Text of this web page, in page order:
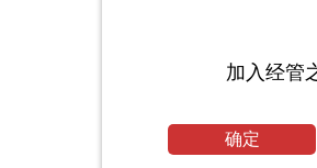
加入经管
确定